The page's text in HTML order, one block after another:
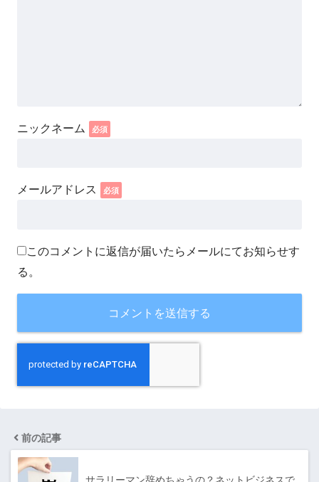
このコメントに返信が届いたらメールにてお知らせす
る。
前の記事